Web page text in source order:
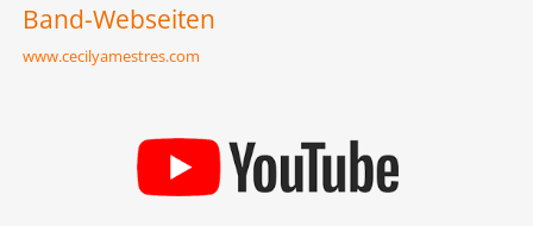
Band-Webseiten
www.cecilyamestres.com